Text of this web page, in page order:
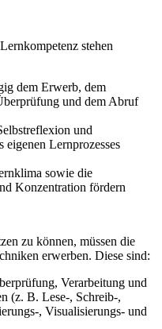
stehen
dem Erwerb, dem
und dem Abruf
und
eigenen Lernprozesses
sowie die
Konzentration fördern
zu können, müssen die
erwerben. Diese sind:
Verarbeitung und
(z. B. Lese-, Schreib-,
, Visualisierungs- und